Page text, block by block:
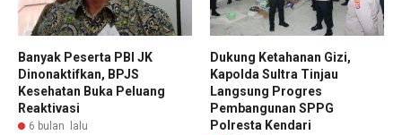
Banyak Peserta PBI JK
Dinonaktifkan, BPJS
Kesehatan Buka Peluang
Reaktivasi
6 bulan lalu
Dukung Ketahanan Gizi,
Kapolda Sultra Tinjau
Langsung Progres
Pembangunan SPPG
Polresta Kendari